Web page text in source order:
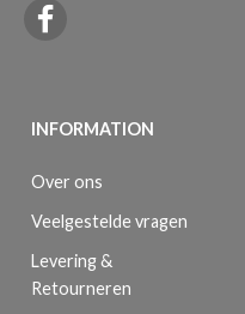
INFORMATION
Over ons
Veelgestelde vragen
Levering &
Retourneren